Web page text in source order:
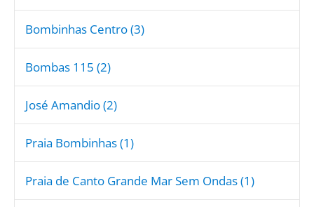
Bombinhas Centro (3)
Bombas 115 (2)
José Amandio (2)
Praia Bombinhas (1)
Praia de Canto Grande Mar Sem Ondas (1)